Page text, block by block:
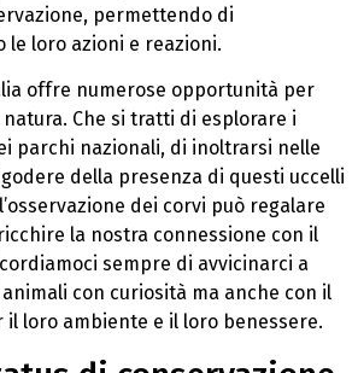
permettendo di
loro azioni e reazioni.
offre numerose opportunità per
Che si tratti di esplorare i
parchi nazionali, di inoltrarsi nelle
della presenza di questi uccelli
dei corvi può regalare
la nostra connessione con il
sempre di avvicinarci a
con curiosità ma anche con il
loro ambiente e il loro benessere.